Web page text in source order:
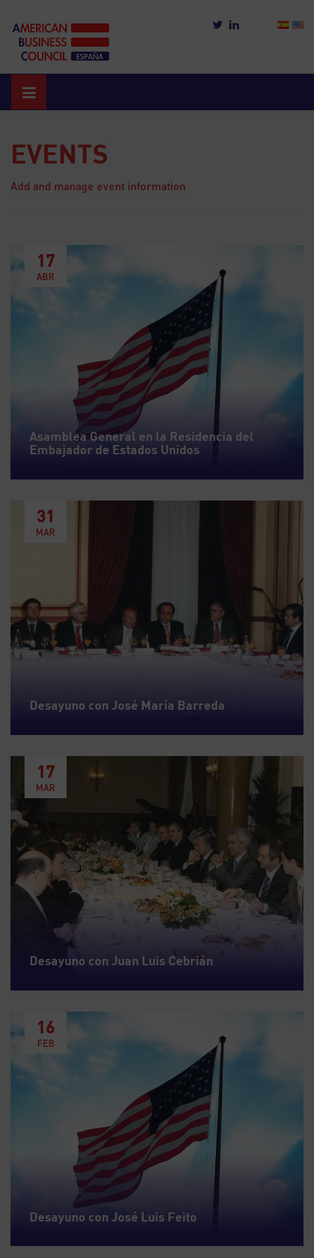
content
EVENTS
Add and manage event information
17
ABR
Asamblea General en la Residencia del
Embajador de Estados Unidos
31
MAR
Desayuno con José María Barreda
17
MAR
Desayuno con Juan Luis Cebrián
16
FEB
Desayuno con José Luis Feito